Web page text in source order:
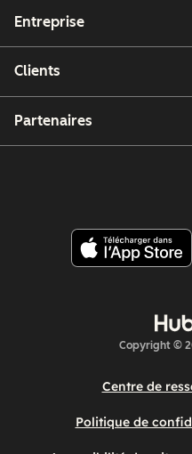
Entreprise
Clients
Partenaires
Copyright ©
Centre de
Politique de